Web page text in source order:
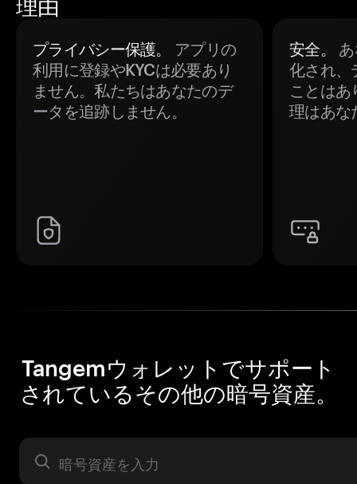
理由
プライバシー保護。
アプリの
利用に登録やKYCは必要あり
ません。私たちはあなたのデ
ータを追跡しません。
安全。
化され、
ことはあ
理はあな
Tangemウォレットでサポート
されているその他の暗号資産。
暗号資産